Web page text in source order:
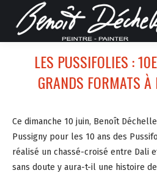
LES PUSSIFOLIES :
GRANDS FORMATS
Ce dimanche 10 juin, Benoît
Pussigny pour les 10 ans des
réalisé un chassé-croisé entre Dali
sans doute y aura-t-il une histoire